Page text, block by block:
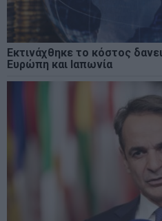
Εκτινάχθηκε το κόστος
Ευρώπη και Ιαπωνία